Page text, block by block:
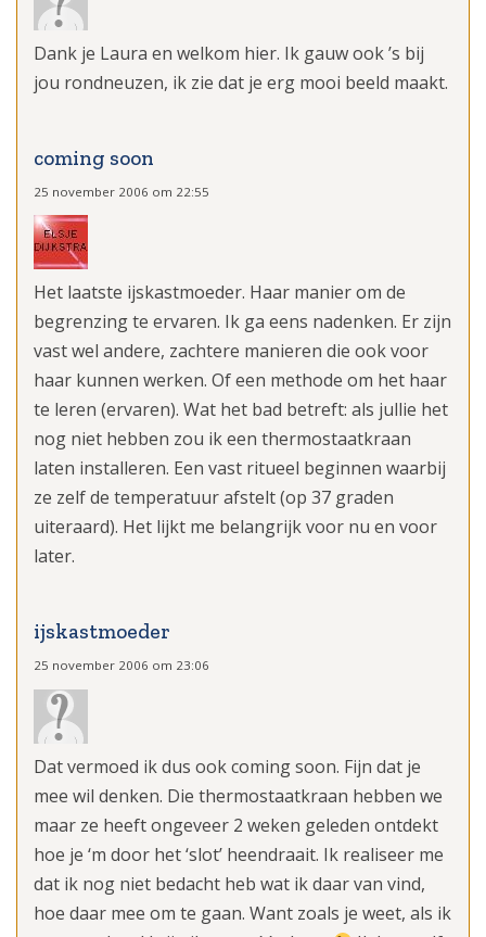
Dank je Laura en welkom hier. Ik gauw ook ’s bij
jou rondneuzen, ik zie dat je erg mooi beeld maakt.
coming soon
25 november 2006 om 22:55
Het laatste ijskastmoeder. Haar manier om de
begrenzing te ervaren. Ik ga eens nadenken. Er zijn
vast wel andere, zachtere manieren die ook voor
haar kunnen werken. Of een methode om het haar
te leren (ervaren). Wat het bad betreft: als jullie het
nog niet hebben zou ik een thermostaatkraan
laten installeren. Een vast ritueel beginnen waarbij
ze zelf de temperatuur afstelt (op 37 graden
uiteraard). Het lijkt me belangrijk voor nu en voor
later.
ijskastmoeder
25 november 2006 om 23:06
Dat vermoed ik dus ook coming soon. Fijn dat je
mee wil denken. Die thermostaatkraan hebben we
maar ze heeft ongeveer 2 weken geleden ontdekt
hoe je ‘m door het ‘slot’ heendraait. Ik realiseer me
dat ik nog niet bedacht heb wat ik daar van vind,
hoe daar mee om te gaan. Want zoals je weet, als ik